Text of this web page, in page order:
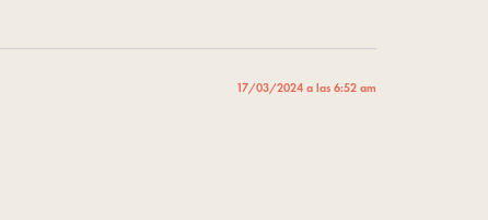
17/03/2024 a las 6:52 am